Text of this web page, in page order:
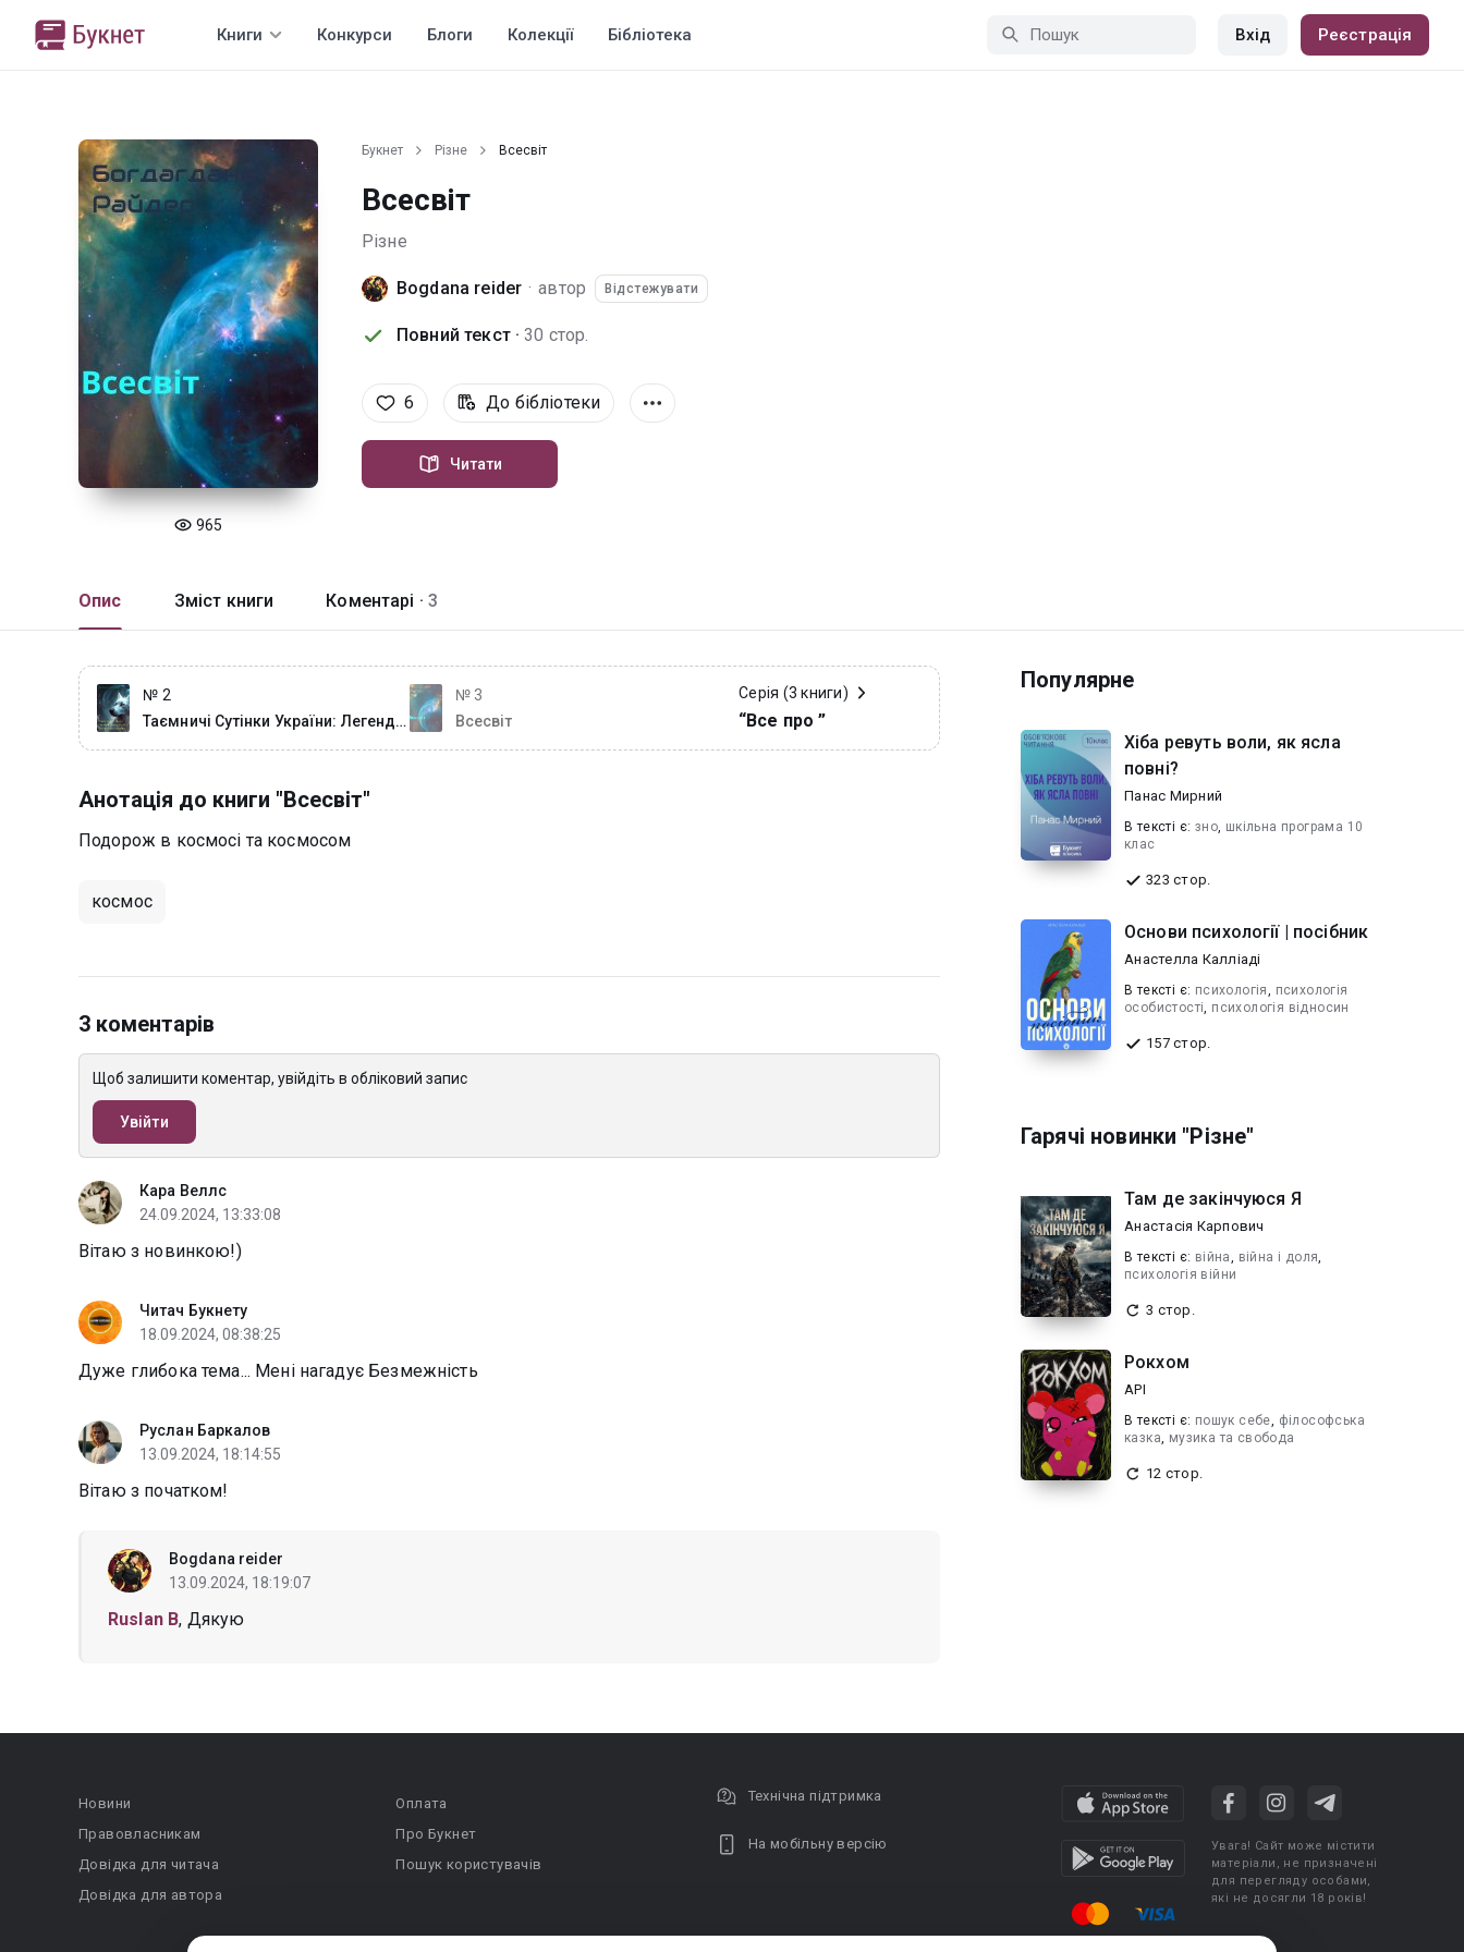
Книги Конкурси Блоги Колекції Бібліотека Вхід Реєстрація
965
Букнет Різне Всесвіт
Всесвіт
Різне
Bogdana reider · автор Відстежувати
Повний текст · 30 стор.
6 До бібліотеки
Читати
Опис Зміст книги Коментарі · 3
№ 2
Таємничі Сутінки України: Легенди
№ 3
Всесвіт
Серія (3 книги)
“Все про ”
Анотація до книги "Всесвіт"
Подорож в космосі та космосом
космос
3 коментарів
Щоб залишити коментар, увійдіть в обліковий запис
Увійти
Кара Веллс
24.09.2024, 13:33:08
Вітаю з новинкою!)
Читач Букнету
18.09.2024, 08:38:25
Дуже глибока тема... Мені нагадує Безмежність
Руслан Баркалов
13.09.2024, 18:14:55
Вітаю з початком!
Bogdana reider
13.09.2024, 18:19:07
Ruslan B, Дякую
Популярне
Хіба ревуть воли, як ясла
повні?
Панас Мирний
В текcті є: зно, шкільна програма 10
клас
323 стор.
Основи психології | посібник
Анастелла Калліаді
В текcті є: психологія, психологія
особистості, психологія відносин
157 стор.
Гарячі новинки "Різне"
Там де закінчуюся Я
Анастасія Карпович
В текcті є: війна, війна і доля,
психологія війни
3 стор.
Рокхом
API
В текcті є: пошук себе, філософська
казка, музика та свобода
12 стор.
Новини
Правовласникам
Довідка для читача
Довідка для автора
Оплата
Про Букнет
Пошук користувачів
Технічна підтримка
На мобільну версію
Увага! Сайт може містити
матеріали, не призначені
для перегляду особами,
які не досягли 18 років!